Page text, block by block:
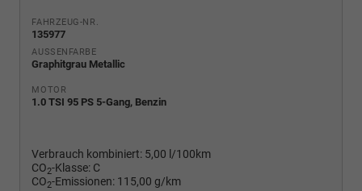
FAHRZEUG-NR.
135977
AUSSENFARBE
Graphitgrau Metallic
MOTOR
1.0 TSI 95 PS 5-Gang, Benzin
Verbrauch kombiniert: 5,00 l/100km
CO2-Klasse: C
CO2-Emissionen: 115,00 g/km